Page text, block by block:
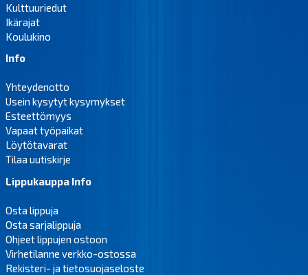
Kulttuuriedut
Ikärajat
Koulukino
Info
Yhteydenotto
Usein kysytyt kysymykset
Esteettömyys
Vapaat työpaikat
Löytötavarat
Tilaa uutiskirje
Lippukauppa Info
Osta lippuja
Osta sarjalippuja
Ohjeet lippujen ostoon
Virhetilanne verkko-ostossa
Rekisteri- ja tietosuojaseloste